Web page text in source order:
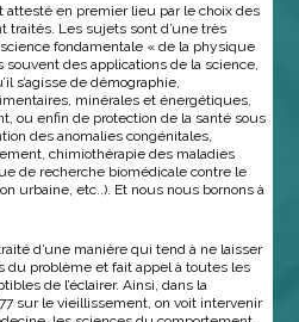
attesté en premier lieu par le choix des
traités. Les sujets sont d’une très
fondamentale « de la physique
des applications de la science,
s’agisse de démographie,
minérales et énergétiques,
ou enfin de protection de la santé sous
des anomalies congénitales,
chimiothérapie des maladies
de recherche biomédicale contre le
urbaine, etc..). Et nous nous bornons à
d’une manière qui tend à ne laisser
du problème et fait appel à toutes les
de l’éclairer. Ainsi, dans la
sur le vieillissement, on voit intervenir